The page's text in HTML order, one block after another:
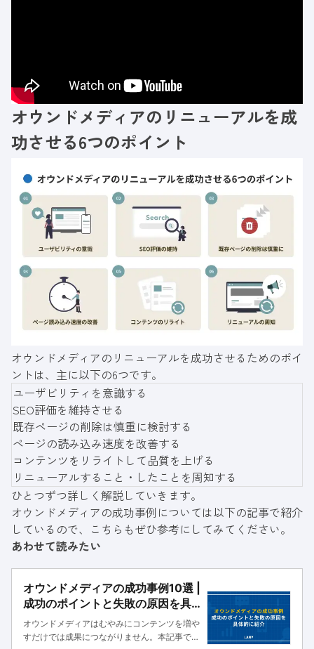
オウンドメディアのリニューアルを成
功させる6つのポイント
オウンドメディアのリニューアルを成功させるためのポイ
ントは、主に以下の6つです。
ユーザビリティを意識する
SEO評価を維持させる
既存ページの削除は慎重に検討する
ページの読み込み速度を改善する
コンテンツをリライトして品質を上げる
リニューアルすること・したことを周知する
ひとつずつ詳しく解説していきます。
オウンドメディアの成功事例については以下の記事で紹介
しているので、こちらもぜひ参考にしてみてください。
あわせて読みたい
オウンドメディアの成功事例10選 |
成功のポイントと失敗の原因を具
体的に紹介
オウンドメディアはむやみにコンテンツを増や
すだけでは成果につながりません。本記事では